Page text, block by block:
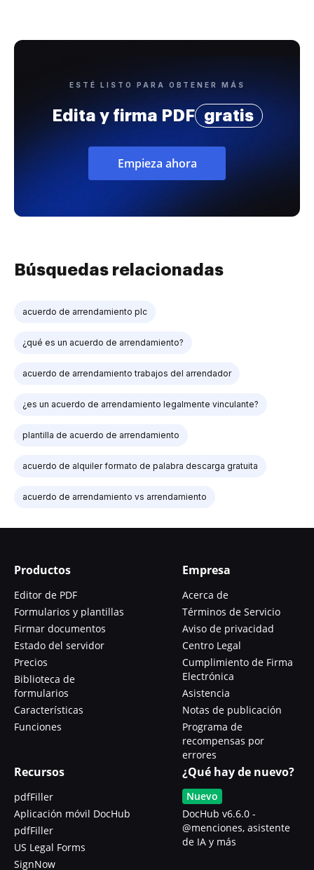
ESTÉ LISTO PARA OBTENER MÁS
Edita y firma PDF gratis
Empieza ahora
Búsquedas relacionadas
acuerdo de arrendamiento plc
¿qué es un acuerdo de arrendamiento?
acuerdo de arrendamiento trabajos del arrendador
¿es un acuerdo de arrendamiento legalmente vinculante?
plantilla de acuerdo de arrendamiento
acuerdo de alquiler formato de palabra descarga gratuita
acuerdo de arrendamiento vs arrendamiento
Productos
Editor de PDF
Formularios y plantillas
Firmar documentos
Estado del servidor
Precios
Biblioteca de
formularios
Características
Funciones
Empresa
Acerca de
Términos de Servicio
Aviso de privacidad
Centro Legal
Cumplimiento de Firma
Electrónica
Asistencia
Notas de publicación
Programa de
recompensas por
errores
Recursos
pdfFiller
Aplicación móvil DocHub
pdfFiller
US Legal Forms
SignNow
¿Qué hay de nuevo?
Nuevo
DocHub v6.6.0 -
@menciones, asistente
de IA y más